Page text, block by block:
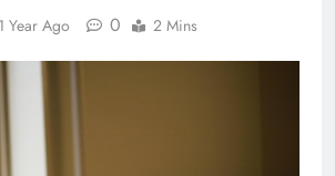
1 Year Ago 0 2 Mins